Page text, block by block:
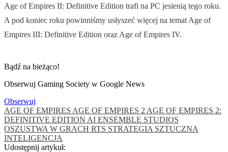
Age of Empires II: Definitive Edition trafi na PC jesienią tego roku.
A pod koniec roku powinniśmy usłyszeć więcej na temat Age of
Empires III: Definitive Edition oraz Age of Empires IV.
Bądź na bieżąco!
Obserwuj Gaming Society w Google News
Obserwuj
AGE OF EMPIRES AGE OF EMPIRES 2 AGE OF EMPIRES 2:
DEFINITIVE EDITION AI ENSEMBLE STUDIOS
OSZUSTWA W GRACH RTS STRATEGIA SZTUCZNA
INTELIGENCJA
Udostępnij artykuł: